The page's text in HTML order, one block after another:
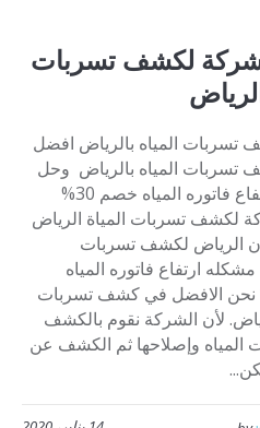
لكشف تسربات
المياه بالرياض افضل
المياه بالرياض وحل
مشكله ارتفاع فاتوره المياه خصم 30%
لكشف تسربات المياة الرياض
الرياض لكشف تسربات
ارتفاع فاتوره المياه
نحن الافضل في كشف تسربات
لأن الشركة نقوم بالكشف
المياه وإصلاحها ثم الكشف عن